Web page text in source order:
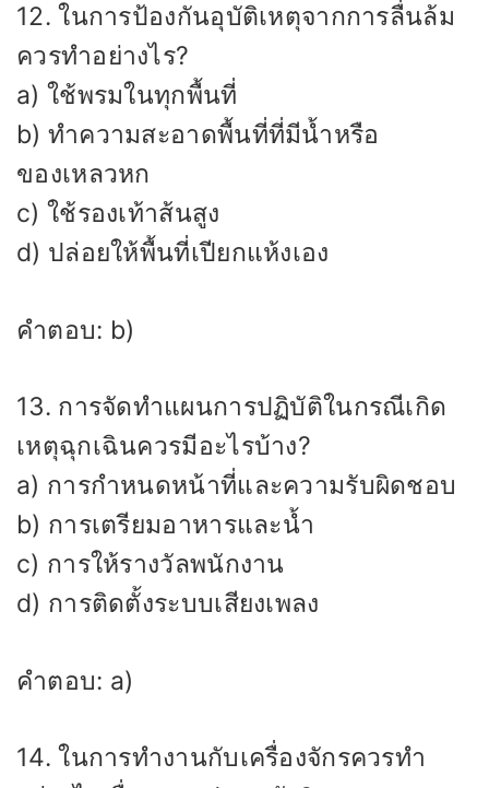
12. ในการป้องกันอุบัติเหตุจากการลื่นล้ม
ควรทำอย่างไร?
a) ใช้พรมในทุกพื้นที่
b) ทำความสะอาดพื้นที่ที่มีน้ำหรือ
ของเหลวหก
c) ใช้รองเท้าส้นสูง
d) ปล่อยให้พื้นที่เปียกแห้งเอง
คำตอบ: b)
13. การจัดทำแผนการปฏิบัติในกรณีเกิด
เหตุฉุกเฉินควรมีอะไรบ้าง?
a) การกำหนดหน้าที่และความรับผิดชอบ
b) การเตรียมอาหารและน้ำ
c) การให้รางวัลพนักงาน
d) การติดตั้งระบบเสียงเพลง
คำตอบ: a)
14. ในการทำงานกับเครื่องจักรควรทำ